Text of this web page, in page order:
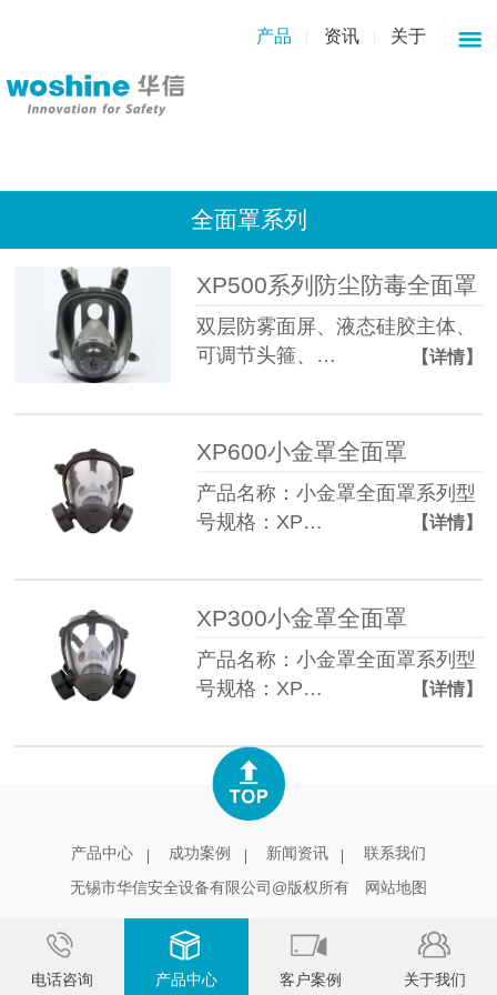
产品 资讯 关于
全面罩系列
XP500系列防尘防毒全面罩
双层防雾面屏、液态硅胶主体、
可调节头箍、…
【详情】
XP600小金罩全面罩
产品名称：小金罩全面罩系列型
号规格：XP…
【详情】
XP300小金罩全面罩
产品名称：小金罩全面罩系列型
号规格：XP…
【详情】
产品中心 成功案例 新闻资讯
联系我们
无锡市华信安全设备有限公司@版权所有
网站地图
电话咨询 产品中心 客户案例 关于我们